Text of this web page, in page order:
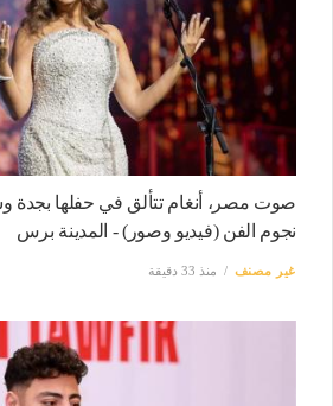
صوت مصر، أنغام تتألق في حفلها
نجوم الفن (فيديو وصور) - المدينة برس
غير مصنف منذ 33 دقيقة